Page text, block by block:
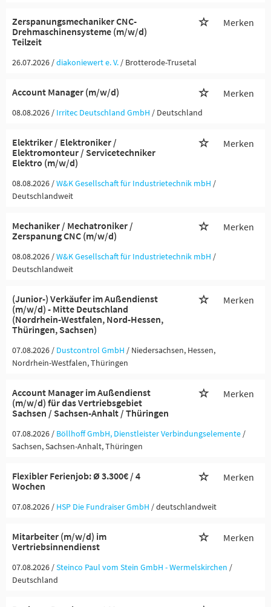
Zerspanungsmechaniker CNC-
Drehmaschinensysteme (m/w/d)
Teilzeit
Merken
26.07.2026 /diakoniewert e. V. / Brotterode-Trusetal
Account Manager (m/w/d) Merken
08.08.2026 / Irritec Deutschland GmbH / Deutschland
Elektriker / Elektroniker /
Elektromonteur / Servicetechniker
Elektro (m/w/d)
Merken
08.08.2026 /W&K Gesellschaft für Industrietechnik mbH /
Deutschlandweit
Mechaniker / Mechatroniker /
Zerspanung CNC (m/w/d)
Merken
08.08.2026 /W&K Gesellschaft für Industrietechnik mbH /
Deutschlandweit
(Junior-) Verkäufer im Außendienst
(m/w/d) - Mitte Deutschland
(Nordrhein-Westfalen, Nord-Hessen,
Thüringen, Sachsen)
Merken
07.08.2026 / Dustcontrol GmbH / Niedersachsen, Hessen,
Nordrhein-Westfalen, Thüringen
Account Manager im Außendienst
(m/w/d) für das Vertriebsgebiet
Sachsen / Sachsen-Anhalt / Thüringen
Merken
07.08.2026 / Böllhoff GmbH, Dienstleister Verbindungselemente /
Sachsen, Sachsen-Anhalt, Thüringen
Flexibler Ferienjob: Ø 3.300€ / 4
Wochen
Merken
07.08.2026 / HSP Die Fundraiser GmbH / deutschlandweit
Mitarbeiter (m/w/d) im
Vertriebsinnendienst
Merken
07.08.2026 /Steinco Paul vom Stein GmbH - Wermelskirchen /
Deutschland